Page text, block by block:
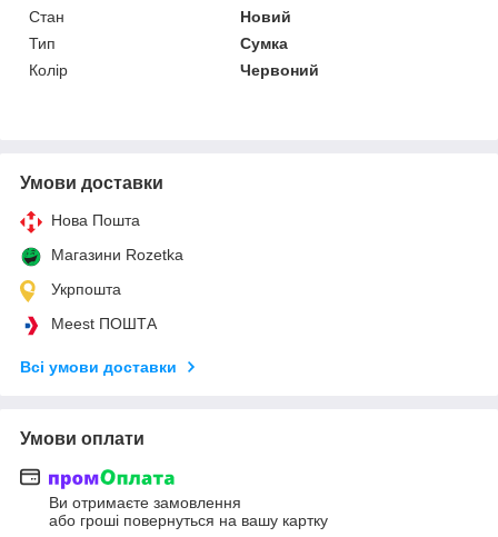
Стан
Новий
Тип
Сумка
Колір
Червоний
Умови доставки
Нова Пошта
Магазини Rozetka
Укрпошта
Meest ПОШТА
Всі умови доставки
Умови оплати
Ви отримаєте замовлення
або гроші повернуться на вашу картку